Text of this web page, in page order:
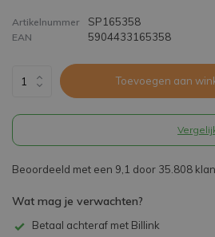
Artikelnummer SP165358
EAN 5904433165358
Toevoegen aan
Beoordeeld met een 9,1 door 35.808
Wat mag je verwachten?
Betaal achteraf met Billink